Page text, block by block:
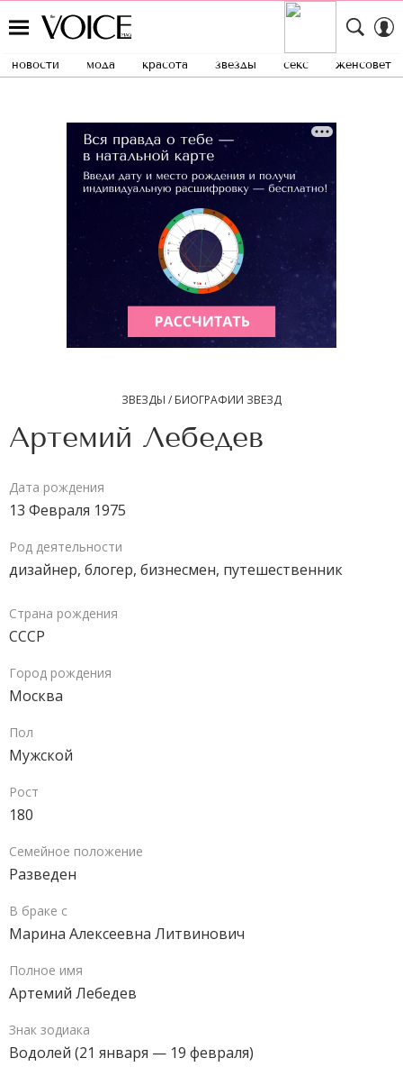
новости мода красота звезды секс женсовет
ЗВЕЗДЫ / БИОГРАФИИ ЗВЕЗД
Артемий Лебедев
Дата рождения
13 Февраля 1975
Род деятельности
дизайнер, блогер, бизнесмен, путешественник
Страна рождения
СССР
Город рождения
Москва
Пол
Мужской
Рост
180
Семейное положение
Разведен
В браке с
Марина Алексеевна Литвинович
Полное имя
Артемий Лебедев
Знак зодиака
Водолей (21 января — 19 февраля)